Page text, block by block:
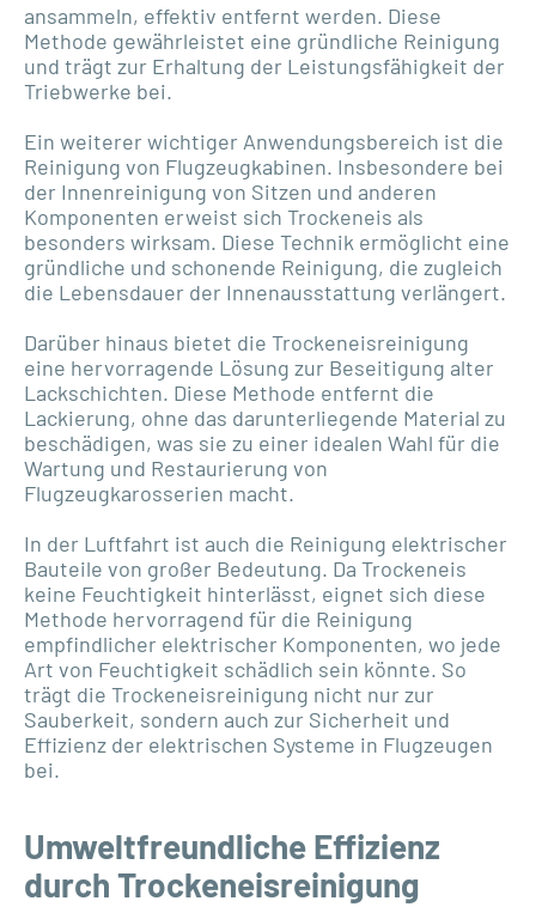
ansammeln, effektiv entfernt werden. Diese
Methode gewährleistet eine gründliche Reinigung
und trägt zur Erhaltung der Leistungsfähigkeit der
Triebwerke bei.
Ein weiterer wichtiger Anwendungsbereich ist die
Reinigung von Flugzeugkabinen. Insbesondere bei
der Innenreinigung von Sitzen und anderen
Komponenten erweist sich Trockeneis als
besonders wirksam. Diese Technik ermöglicht eine
gründliche und schonende Reinigung, die zugleich
die Lebensdauer der Innenausstattung verlängert.
Darüber hinaus bietet die Trockeneisreinigung
eine hervorragende Lösung zur Beseitigung alter
Lackschichten. Diese Methode entfernt die
Lackierung, ohne das darunterliegende Material zu
beschädigen, was sie zu einer idealen Wahl für die
Wartung und Restaurierung von
Flugzeugkarosserien macht.
In der Luftfahrt ist auch die Reinigung elektrischer
Bauteile von großer Bedeutung. Da Trockeneis
keine Feuchtigkeit hinterlässt, eignet sich diese
Methode hervorragend für die Reinigung
empfindlicher elektrischer Komponenten, wo jede
Art von Feuchtigkeit schädlich sein könnte. So
trägt die Trockeneisreinigung nicht nur zur
Sauberkeit, sondern auch zur Sicherheit und
Effizienz der elektrischen Systeme in Flugzeugen
bei.
Umweltfreundliche Effizienz
durch Trockeneisreinigung